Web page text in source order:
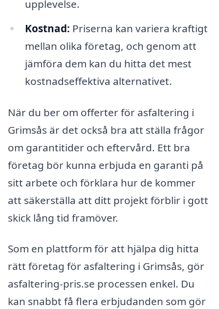
upplevelse.
Kostnad: Priserna kan variera kraftigt
mellan olika företag, och genom att
jämföra dem kan du hitta det mest
kostnadseffektiva alternativet.
När du ber om offerter för asfaltering i
Grimsås är det också bra att ställa frågor
om garantitider och eftervård. Ett bra
företag bör kunna erbjuda en garanti på
sitt arbete och förklara hur de kommer
att säkerställa att ditt projekt förblir i gott
skick lång tid framöver.
Som en plattform för att hjälpa dig hitta
rätt företag för asfaltering i Grimsås, gör
asfaltering-pris.se processen enkel. Du
kan snabbt få flera erbjudanden som gör